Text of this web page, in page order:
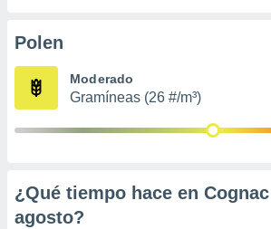
e
mediante
publicidad
publicidad
de
Polen
Moderado
Gramíneas (26 #/m³)
¿Qué tiempo hace en
agosto?